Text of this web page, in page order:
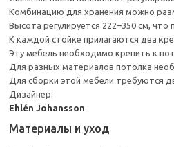
Комбинацию для хранения можно
Высота регулируется 222–350 см,
К каждой стойке прилагаются два
Эту мебель необходимо крепить к
Для разных материалов потолка
Для сборки этой мебели требуются
Дизайнер:
Ehlén Johansson
Материалы и уход